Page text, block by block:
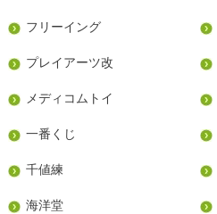
フリーイング
プレイアーツ改
メディコムトイ
一番くじ
千値練
海洋堂